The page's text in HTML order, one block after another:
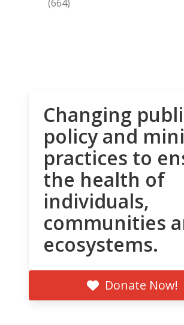
(664)
Changing
policy and
practices to
the health of
individuals,
communities
ecosystems.
Donate Now!